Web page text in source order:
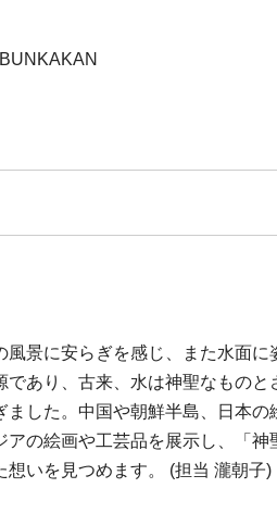
風景に安らぎを感じ、また水面
であり、古来、水は神聖なもの
ました。中国や朝鮮半島、日本
アの絵画や工芸品を展示し、「
想いを見つめます。 (担当 瀧朝子)